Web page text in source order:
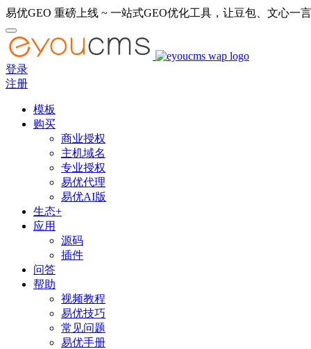
易优GEO 重磅上线 ~ 一站式GEO优化工具，让豆包、文心
登录
注册
模板
购买
商业授权
主机域名
专业授权
易优代理
易优AI版
生态+
应用
源码
插件
问答
帮助
视频教程
易优技巧
常见问题
易优手册